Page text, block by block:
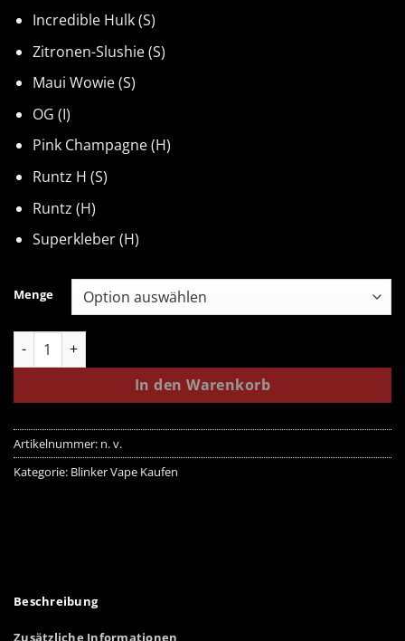
Incredible Hulk (S)
Zitronen-Slushie (S)
Maui Wowie (S)
OG (I)
Pink Champagne (H)
Runtz H (S)
Runtz (H)
Superkleber (H)
Menge
2 Gram LED Disposable Vapes Menge
In den Warenkorb
Artikelnummer: n. v.
Kategorie: Blinker Vape Kaufen
Beschreibung
Zusätzliche Informationen